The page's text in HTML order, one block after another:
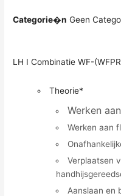
Categorie�n Geen
LH I Combinatie WF-
Theorie*
Werken
Werken aan
Verplaatsen
Aanslaan en